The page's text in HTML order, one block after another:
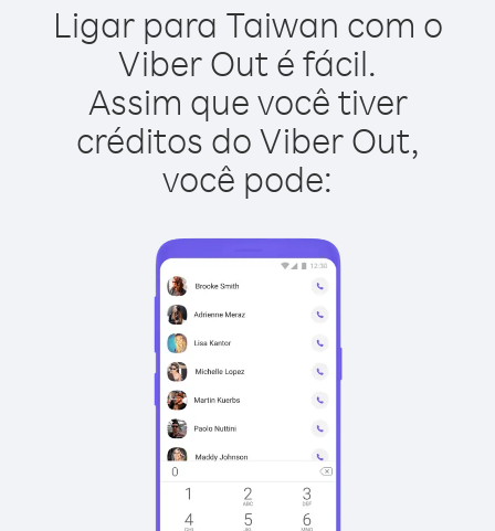
Ligar para Taiwan com o
Viber Out é fácil.
Assim que você tiver
créditos do Viber Out,
você pode: